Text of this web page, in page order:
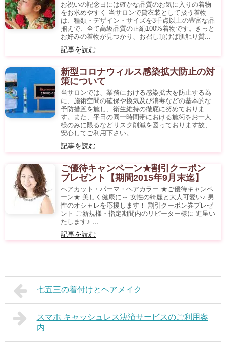
お祝いの記念日には確かな品質のお気に入りの着物
をお求めやすく 当サロンで貸衣装として扱う着物
は、種類・デザイン・サイズを3千点以上の豊富な品
揃えで、全て高級品質の正絹100%着物です。きっと
お好みの着物が見つかり、お召し頂けば肌触り質...
記事を読む
新型コロナウィルス感染拡大防止の対
策について
当サロンでは、業務における感染拡大を防止する為
に、施術空間の確保や換気及び消毒などの基本的な
予防措置を施し、衛生維持の徹底に努めておりま
す。また、平日の同一時間帯における施術をお一人
様のみに限るなどリスク削減を図っております故、
安心してご利用下さい。
記事を読む
ご優待キャンペーン★割引クーポン
プレゼント【期間2015年9月末迄】
ヘアカット・パーマ・ヘアカラー ★ご優待キャンペ
ーン★ 美しく健康に～ 女性の綺麗と大人可愛い♪ 男
性のオシャレを応援します！ 割引クーポン券プレゼ
ント ご新規様・指定期間内のリピーター様に 進呈い
たします♪ ...
記事を読む
七五三の着付けとヘアメイク
スマホ キャッシュレス決済サービスのご利用案
内